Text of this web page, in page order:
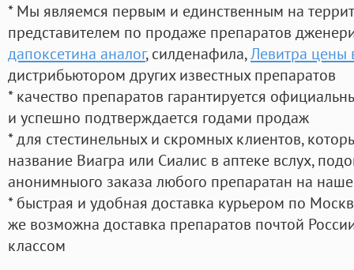
* Мы являемся первым и единственным на
представителем по продаже препаратов
дапоксетина аналог, силденафила,Левитра цены
дистрибьютором других известных препаратов
* качество препаратов гарантируется
и успешно подтверждается годами продаж
* для стестинельных и скромных клиентов,
название Виагра или Сиалис в аптеке вслух,
анонимныого заказа любого препаратан на
* быстрая и удобная доставка курьером по
же возможна доставка препаратов почтой
классом